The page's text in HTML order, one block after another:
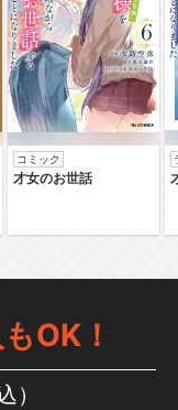
/黒崎真音
/南條愛乃
コミック
才女のお世話
OK！
）